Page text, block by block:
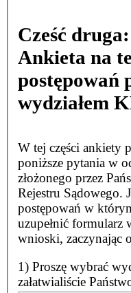
Cześć druga:
Ankieta na
postępowań
wydziałem
W tej części ankiety
poniższe pytania w
złożonego przez
Rejestru Sądowego.
postępowań w
uzupełnić formularz
wnioski, zaczynając
1) Proszę wybrać
załatwialiście